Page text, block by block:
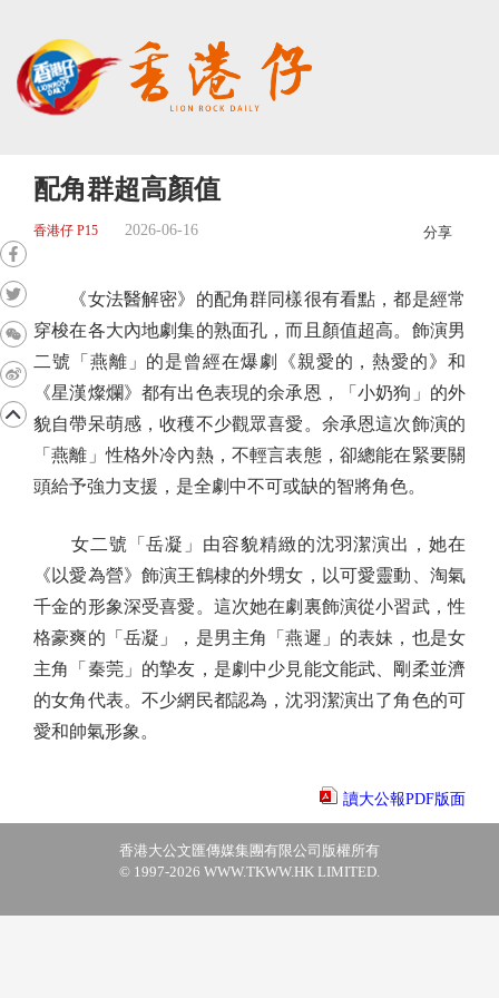
配角群超高顏值
香港仔 P15 2026-06-16 分享
《女法醫解密》的配角群同樣很有看點，都是經常
穿梭在各大內地劇集的熟面孔，而且顏值超高。飾演男
二號「燕離」的是曾經在爆劇《親愛的，熱愛的》和
《星漢燦爛》都有出色表現的余承恩，「小奶狗」的外
貌自帶呆萌感，收穫不少觀眾喜愛。余承恩這次飾演的
「燕離」性格外冷內熱，不輕言表態，卻總能在緊要關
頭給予強力支援，是全劇中不可或缺的智將角色。
女二號「岳凝」由容貌精緻的沈羽潔演出，她在
《以愛為營》飾演王鶴棣的外甥女，以可愛靈動、淘氣
千金的形象深受喜愛。這次她在劇裏飾演從小習武，性
格豪爽的「岳凝」，是男主角「燕遲」的表妹，也是女
主角「秦莞」的摯友，是劇中少見能文能武、剛柔並濟
的女角代表。不少網民都認為，沈羽潔演出了角色的可
愛和帥氣形象。
讀大公報PDF版面
香港大公文匯傳媒集團有限公司版權所有
© 1997-2026 WWW.TKWW.HK LIMITED.